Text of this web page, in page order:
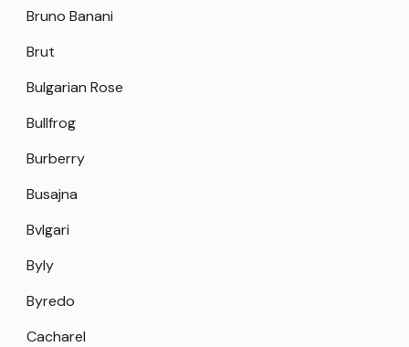
Bruno Banani
Brut
Bulgarian Rose
Bullfrog
Burberry
Busajna
Bvlgari
Byly
Byredo
Cacharel